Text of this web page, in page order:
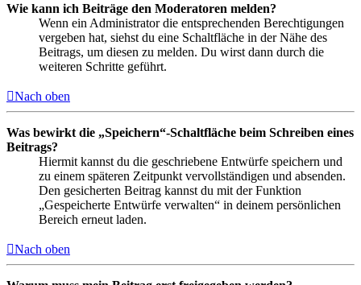
Wie kann ich Beiträge den Moderatoren melden?
Wenn ein Administrator die entsprechenden Berechtigungen
vergeben hat, siehst du eine Schaltfläche in der Nähe des
Beitrags, um diesen zu melden. Du wirst dann durch die
weiteren Schritte geführt.
Nach oben
Was bewirkt die „Speichern“-Schaltfläche beim Schreiben eines
Beitrags?
Hiermit kannst du die geschriebene Entwürfe speichern und
zu einem späteren Zeitpunkt vervollständigen und absenden.
Den gesicherten Beitrag kannst du mit der Funktion
„Gespeicherte Entwürfe verwalten“ in deinem persönlichen
Bereich erneut laden.
Nach oben